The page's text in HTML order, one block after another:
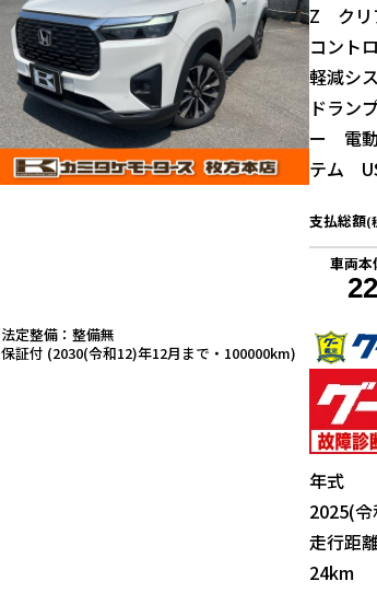
Z クリ
コント
軽減シ
ドラン
ー 電
テム
支払総額(
車両本
法定整備：整備無
保証付 (2030(令和12)年12月まで・100000km)
年式
2025(
走行距
24km